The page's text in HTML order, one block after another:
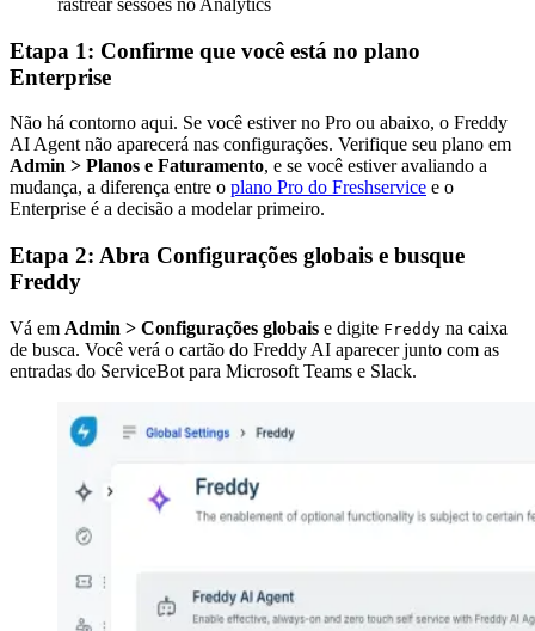
Etapa 1: Confirme que você está no plano
Enterprise
Não há contorno aqui. Se você estiver no Pro ou abaixo, o Freddy
AI Agent não aparecerá nas configurações. Verifique seu plano em
Admin > Planos e Faturamento, e se você estiver avaliando a
mudança, a diferença entre o plano Pro do Freshservice e o
Enterprise é a decisão a modelar primeiro.
Etapa 2: Abra Configurações globais e busque
Freddy
Vá em Admin > Configurações globais e digite Freddy na caixa
de busca. Você verá o cartão do Freddy AI aparecer junto com as
entradas do ServiceBot para Microsoft Teams e Slack.